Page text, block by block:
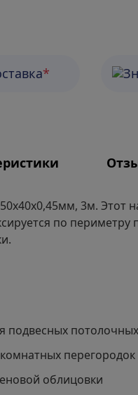
*
3м. Этот
по
перегородок
облицовки